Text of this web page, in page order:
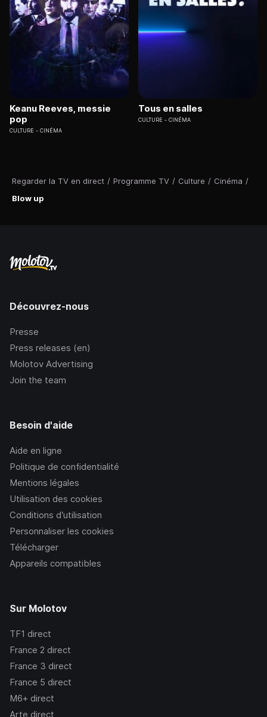
Regarder la TV en direct / Programme TV / Culture / Cinéma /
Blow up
Keanu Reeves, messie
pop
CULTURE CINÉMA
Tous en salles
CULTURE CINÉMA
Découvrez-nous
Presse
Press releases (en)
Molotov Advertising
Join the team
Besoin d'aide
Aide en ligne
Politique de confidentialité
Mentions légales
Utilisation des cookies
Conditions d’utilisation
Personnaliser les cookies
Télécharger
Appareils compatibles
Sur Molotov
TF1 direct
France 2 direct
France 3 direct
France 5 direct
M6+ direct
Arte direct